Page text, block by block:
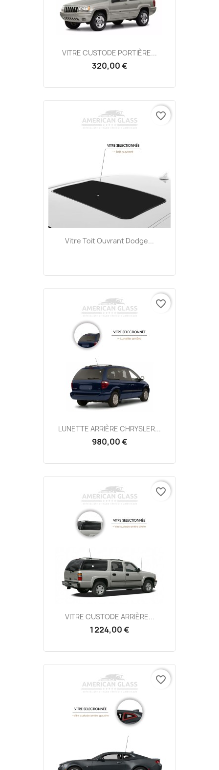
VITRE CUSTODE PORTIÈRE...
320,00 €
Vitre Toit Ouvrant Dodge...
favorite_border
LUNETTE ARRIÈRE CHRYSLER...
980,00 €
favorite_border
VITRE CUSTODE ARRIÈRE...
1 224,00 €
favorite_border
favorite_border